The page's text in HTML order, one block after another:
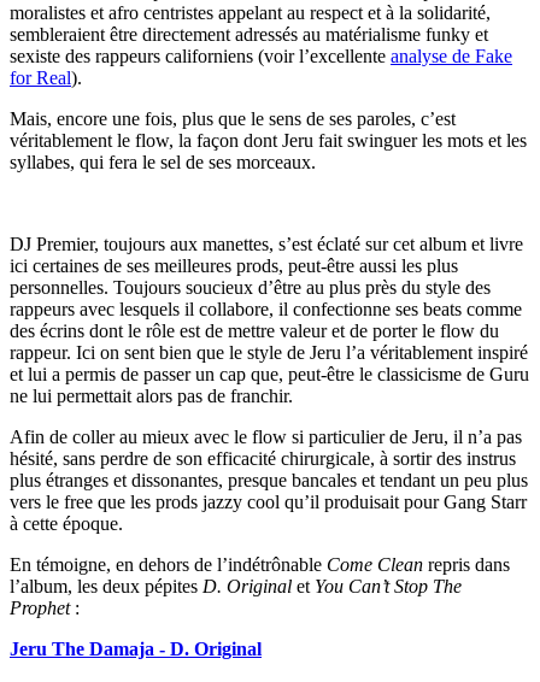
moralistes et afro centristes appelant au respect et à la solidarité,
sembleraient être directement adressés au matérialisme funky et
sexiste des rappeurs californiens (voir l’excellente analyse de Fake
for Real).
Mais, encore une fois, plus que le sens de ses paroles, c’est
véritablement le flow, la façon dont Jeru fait swinguer les mots et les
syllabes, qui fera le sel de ses morceaux.
DJ Premier, toujours aux manettes, s’est éclaté sur cet album et livre
ici certaines de ses meilleures prods, peut-être aussi les plus
personnelles. Toujours soucieux d’être au plus près du style des
rappeurs avec lesquels il collabore, il confectionne ses beats comme
des écrins dont le rôle est de mettre valeur et de porter le flow du
rappeur. Ici on sent bien que le style de Jeru l’a véritablement inspiré
et lui a permis de passer un cap que, peut-être le classicisme de Guru
ne lui permettait alors pas de franchir.
Afin de coller au mieux avec le flow si particulier de Jeru, il n’a pas
hésité, sans perdre de son efficacité chirurgicale, à sortir des instrus
plus étranges et dissonantes, presque bancales et tendant un peu plus
vers le free que les prods jazzy cool qu’il produisait pour Gang Starr
à cette époque.
En témoigne, en dehors de l’indétrônable Come Clean repris dans
l’album, les deux pépites D. Original et You Can’t Stop The
Prophet:
Jeru The Damaja - D. Original